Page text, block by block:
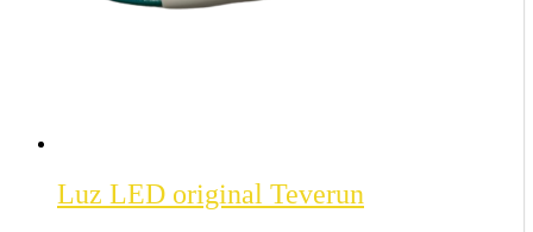
Luz LED original Teverun